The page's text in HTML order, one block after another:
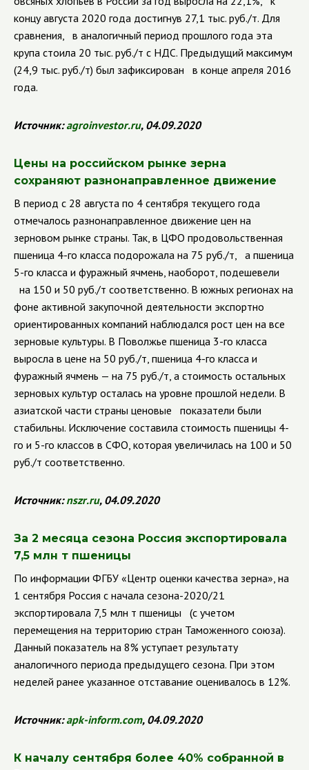
концу августа 2020 года достигнув 27,1 тыс. руб./т. Для
сравнения, в аналогичный период прошлого года эта
крупа стоила 20 тыс. руб./т с НДС. Предыдущий максимум
(24,9 тыс. руб./т) был зафиксирован в конце апреля 2016
года.
Источник:agroinvestor.ru, 04.09.2020
Цены на российском рынке зерна
сохраняют разнонаправленное движение
В период с 28 августа по 4 сентября текущего года
отмечалось разнонаправленное движение цен на
зерновом рынке страны. Так, в ЦФО продовольственная
пшеница 4-го класса подорожала на 75 руб./т, а пшеница
5-го класса и фуражный ячмень, наоборот, подешевели
на 150 и 50 руб./т соответственно. В южных регионах на
фоне активной закупочной деятельности экспортно
ориентированных компаний наблюдался рост цен на все
зерновые культуры. В Поволжье пшеница 3-го класса
выросла в цене на 50 руб./т, пшеница 4-го класса и
фуражный ячмень — на 75 руб./т, а стоимость остальных
зерновых культур осталась на уровне прошлой недели. В
азиатской части страны ценовые показатели были
стабильны. Исключение составила стоимость пшеницы 4-
го и 5-го классов в СФО, которая увеличилась на 100 и 50
руб./т соответственно.
Источник:nszr.ru, 04.09.2020
За 2 месяца сезона Россия экспортировала
7,5 млн т пшеницы
По информации ФГБУ «Центр оценки качества зерна», на
1 сентября Россия с начала сезона-2020/21
экспортировала 7,5 млн т пшеницы (с учетом
перемещения на территорию стран Таможенного союза).
Данный показатель на 8% уступает результату
аналогичного периода предыдущего сезона. При этом
неделей ранее указанное отставание оценивалось в 12%.
Источник:apk-inform.com, 04.09.2020
К началу сентября более 40% собранной в